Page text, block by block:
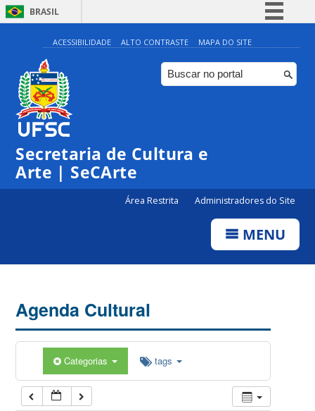
BRASIL
Simplifique!
Comunica BR
Participe
ACESSIBILIDADE ALTO CONTRASTE MAPA DO SITE
Secretaria de Cultura e
Arte | SeCArte
Área Restrita Administradores do Site
MENU
Agenda Cultural
Categorias tags
0:00
1:00
5:00
7:00